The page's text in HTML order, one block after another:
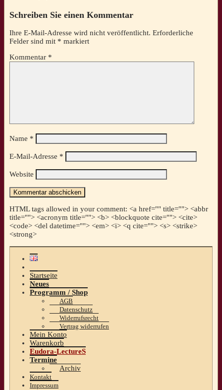
Schreiben Sie einen Kommentar
Ihre E-Mail-Adresse wird nicht veröffentlicht. Erforderliche
Felder sind mit * markiert
Kommentar *
Name *
E-Mail-Adresse *
Website
HTML tags allowed in your comment: <a href="" title=""> <abbr
title=""> <acronym title=""> <b> <blockquote cite=""> <cite>
<code> <del datetime=""> <em> <i> <q cite=""> <s> <strike>
<strong>
Startseite
Neues
Programm / Shop
AGB
Datenschutz
Widerrufsrecht
Vertrag widerrufen
Mein Konto
Warenkorb
Eudora-LectureS
Termine
Archiv
Kontakt
Impressum